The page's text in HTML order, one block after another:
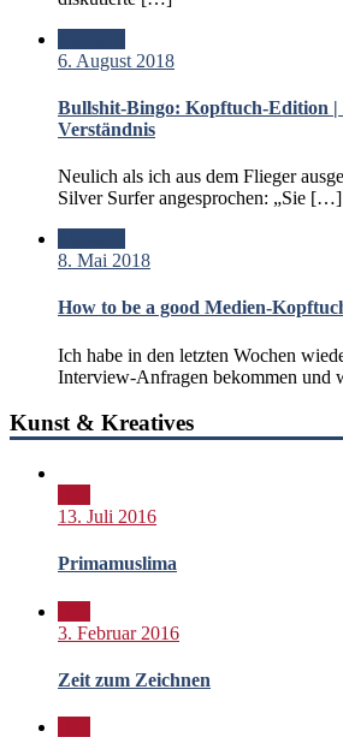
6. August 2018
Bullshit-Bingo: Kopftuch-Edition
Verständnis
Neulich als ich aus dem Flieger
Silver Surfer angesprochen: „Sie […]
8. Mai 2018
How to be a good Medien-
Ich habe in den letzten Wochen
Interview-Anfragen bekommen
Kunst & Kreatives
13. Juli 2016
Primamuslima
3. Februar 2016
Zeit zum Zeichnen